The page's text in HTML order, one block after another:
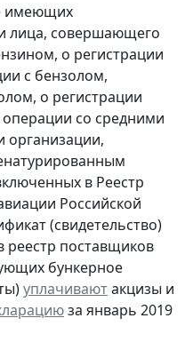
имеющих
лица, совершающего
о регистрации
с бензолом,
о регистрации
со средними
организации,
в Реестр
Российской
(свидетельство)
реестр поставщиков
бункерное
уплачиваютакцизы и
за январь 2019